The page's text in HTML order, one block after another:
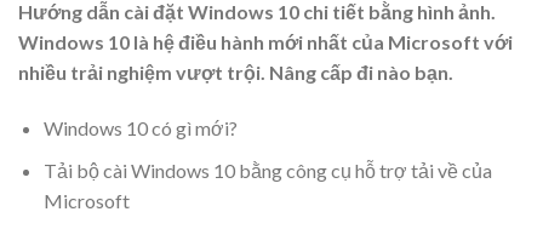
Hướng dẫn cài đặt Windows 10 chi tiết bằng hình ảnh.
Windows 10 là hệ điều hành mới nhất của Microsoft với
nhiều trải nghiệm vượt trội. Nâng cấp đi nào bạn.
Windows 10 có gì mới?
Tải bộ cài Windows 10 bằng công cụ hỗ trợ tải về của
Microsoft